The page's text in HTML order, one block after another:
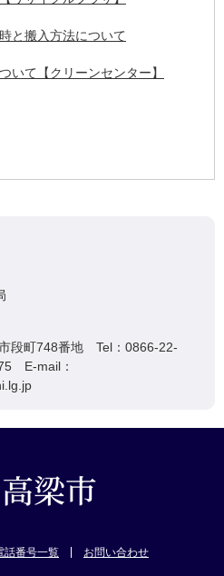
と搬入方法について
いて【クリーンセンター】
段町748番地 Tel：0866-22-
E-mail：
話番号一覧 お問い合わせ